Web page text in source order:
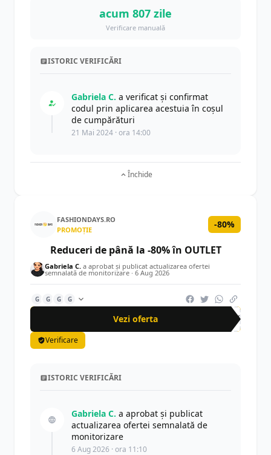
acum 807 zile
Verificare manuală
ISTORIC VERIFICĂRI
Gabriela C. a verificat și confirmat
codul prin aplicarea acestuia în coșul
de cumpărături
21 Mai 2024 · ora 14:00
Închide
FASHIONDAYS.RO
PROMOȚIE
-80%
Reduceri de până la -80% în OUTLET
Gabriela C. a aprobat și publicat actualizarea ofertei
semnalată de monitorizare · 6 Aug 2026
G G G G
Vezi oferta -80%
Verificare
ISTORIC VERIFICĂRI
Gabriela C. a aprobat și publicat
actualizarea ofertei semnalată de
monitorizare
6 Aug 2026 · ora 11:10